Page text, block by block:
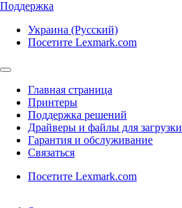
Поддержка
Украина (Русский)
Посетите Lexmark.com
Главная страница
Принтеры
Поддержка решений
Драйверы и файлы для загрузки
Гарантия и обслуживание
Связаться
Посетите Lexmark.com